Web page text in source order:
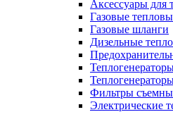
Аксессуары для
Газовые
Газовые шланги
Дизельные
Фильтры
Электрические